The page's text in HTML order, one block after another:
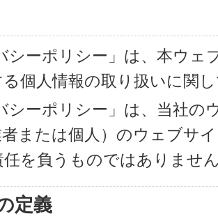
シーポリシー」は、本ウェ
個人情報の取り扱いに関
シーポリシー」は、当社の
または個人）のウェブサ
任を負うものではありませ
定義